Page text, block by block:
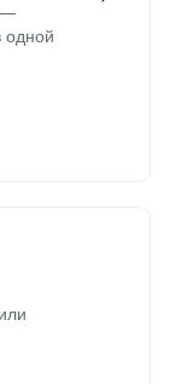
—
одной